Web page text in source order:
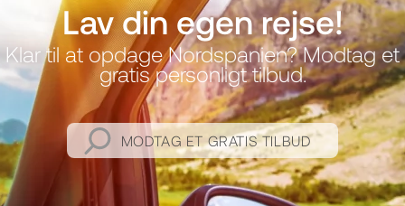
Lav din egen rejse!
Klar til at opdage Nordspanien? Modtag et
gratis personligt tilbud.
MODTAG ET GRATIS TILBUD